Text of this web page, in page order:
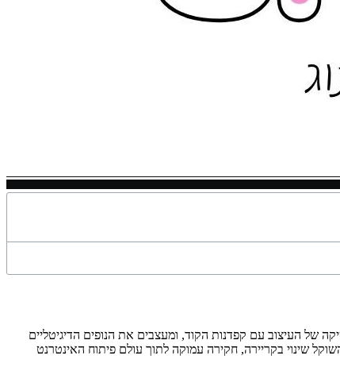
של העיצוב עם קפדנות הקוד, ומעצבים את הנופים הדיגיטליים
שינוי בקריירה, חקירה עמוקה לתוך עולם פיתוח האינטרנט